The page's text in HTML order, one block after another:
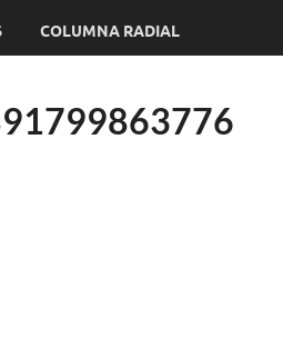
COLUMNA RADIAL